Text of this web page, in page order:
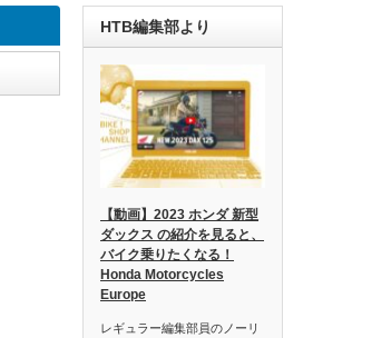
HTB編集部より
【動画】2023 ホンダ 新型
ダックス の紹介を見ると、
バイク乗りたくなる！
Honda Motorcycles
Europe
レギュラー編集部員のノーリ